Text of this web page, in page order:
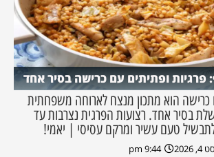
ופתיתים עם כרישה בסיר אחד
כרישה הוא מתכון מנצח לארוחה משפחתית
בסיר אחד. רצועות הפרגית נצרבות עד
טעם עשיר ומרקם עסיסי | יאמי!
2026
9:44 pm